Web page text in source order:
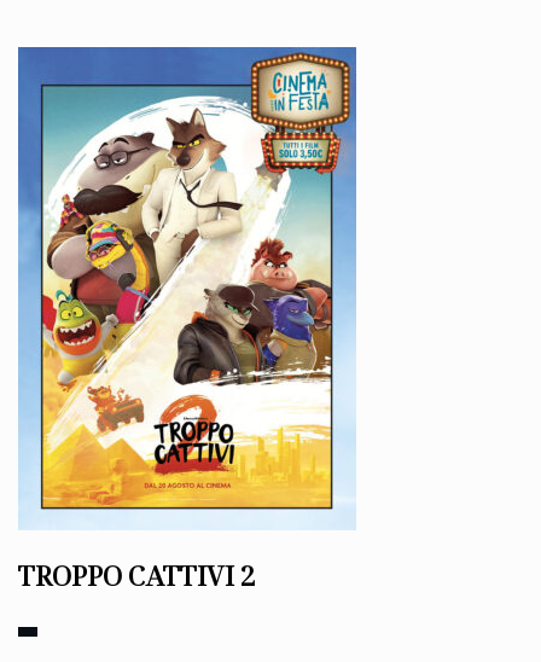
TROPPO CATTIVI 2